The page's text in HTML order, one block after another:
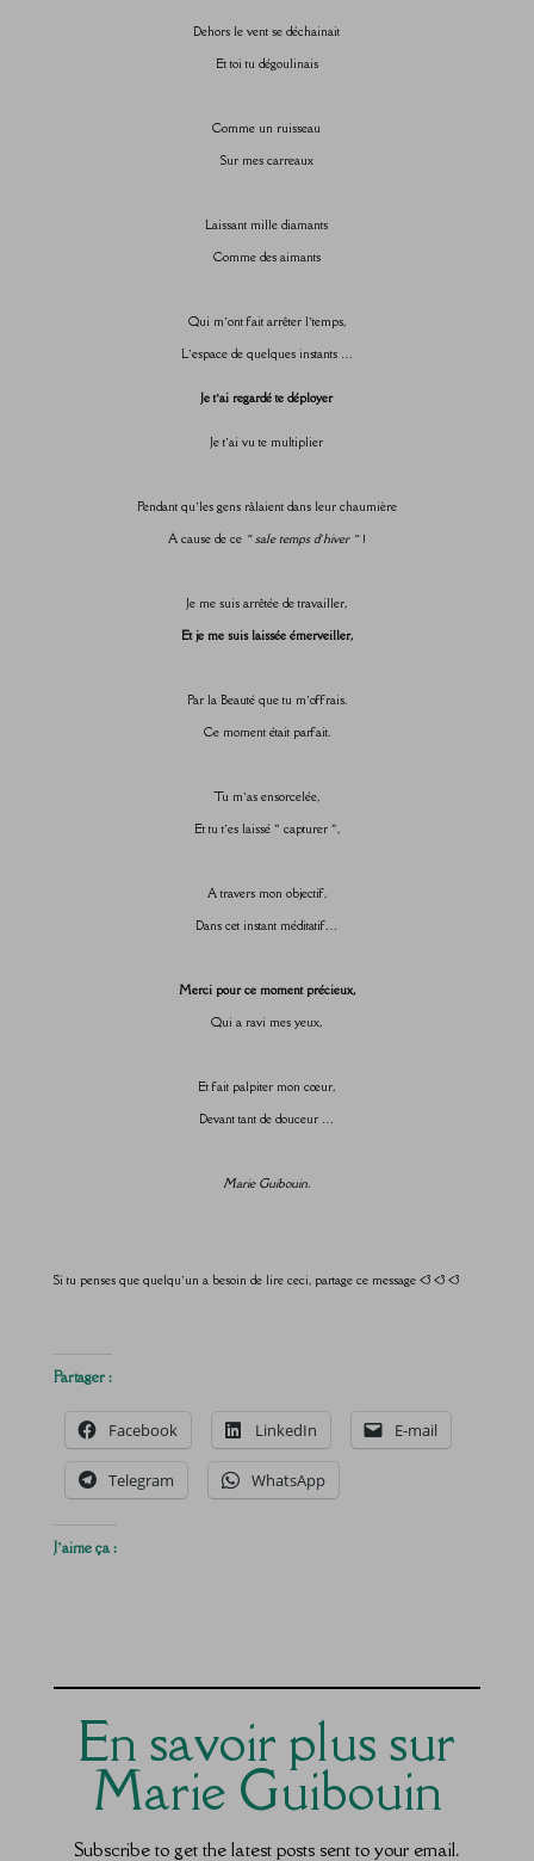
Dehors le vent se déchainait
Et toi tu dégoulinais
Comme un ruisseau
Sur mes carreaux
Laissant mille diamants
Comme des aimants
Qui m’ont fait arrêter l’temps,
L’espace de quelques instants …
Je t’ai regardé te déployer
Je t’ai vu te multiplier
Pendant qu’les gens râlaient dans leur chaumière
A cause de ce « sale temps d’hiver »!
Je me suis arrêtée de travailler,
Et je me suis laissée émerveiller,
Par la Beauté que tu m’offrais.
Ce moment était parfait.
Tu m’as ensorcelée,
Et tu t’es laissé « capturer »,
A travers mon objectif,
Dans cet instant méditatif…
Merci pour ce moment précieux,
Qui a ravi mes yeux,
Et fait palpiter mon cœur,
Devant tant de douceur …
Marie Guibouin.
Si tu penses que quelqu’un a besoin de lire ceci, partage ce message <3 <3 <3
Partager :
Facebook LinkedIn E-mail
Telegram WhatsApp
J’aime ça :
En savoir plus sur
Marie Guibouin
Subscribe to get the latest posts sent to your email.